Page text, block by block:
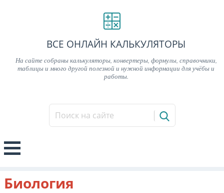
ВСЕ ОНЛАЙН КАЛЬКУЛЯТОРЫ
На сайте собраны калькуляторы, конвертеры, формулы, справочники,
таблицы и много другой полезной и нужной информации для учёбы и
работы.
Биология